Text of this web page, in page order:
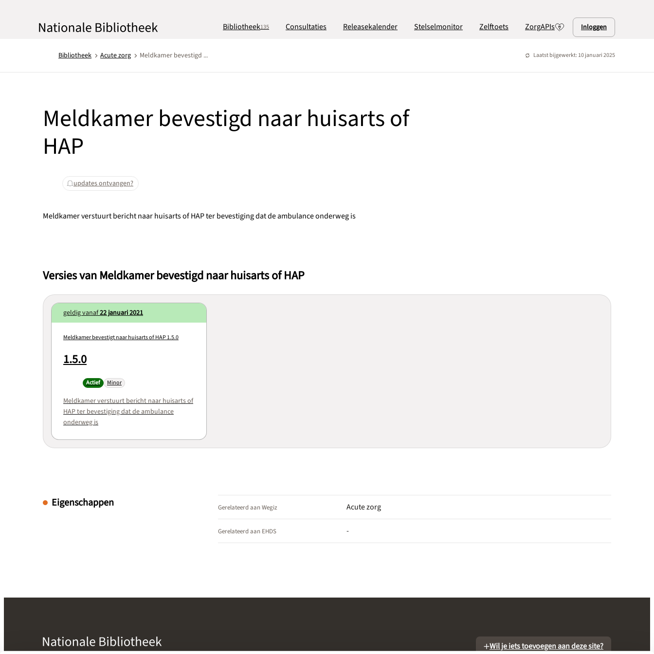
Bibliotheek135 Consultaties Releasekalender Stelselmonitor Zelftoets ZorgAPIs Inloggen
Bibliotheek Acute zorg Meldkamer bevestigd ... Laatst bijgewerkt: 10 januari 2025
Meldkamer bevestigd naar huisarts of
HAP
updates ontvangen?
Meldkamer verstuurt bericht naar huisarts of HAP ter bevestiging dat de ambulance onderweg is
Versies van Meldkamer bevestigd naar huisarts of HAP
geldig vanaf22 januari 2021
Meldkamer bevestigt naar huisarts of HAP 1.5.0
1.5.0
Actief Minor
Meldkamer verstuurt bericht naar huisarts of
HAP ter bevestiging dat de ambulance
onderweg is
Eigenschappen Gerelateerd aan Wegiz Acute zorg
Gerelateerd aan EHDS -
Wil je iets toevoegen aan deze site?